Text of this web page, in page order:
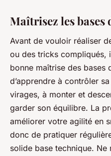
Maîtrisez les
Avant de vouloir réaliser
ou des tricks compliqués,
bonne maîtrise des bases
d’apprendre à contrôler
virages, à monter et
garder son équilibre. La
améliorer votre agilité en
donc de pratiquer
solide base technique.